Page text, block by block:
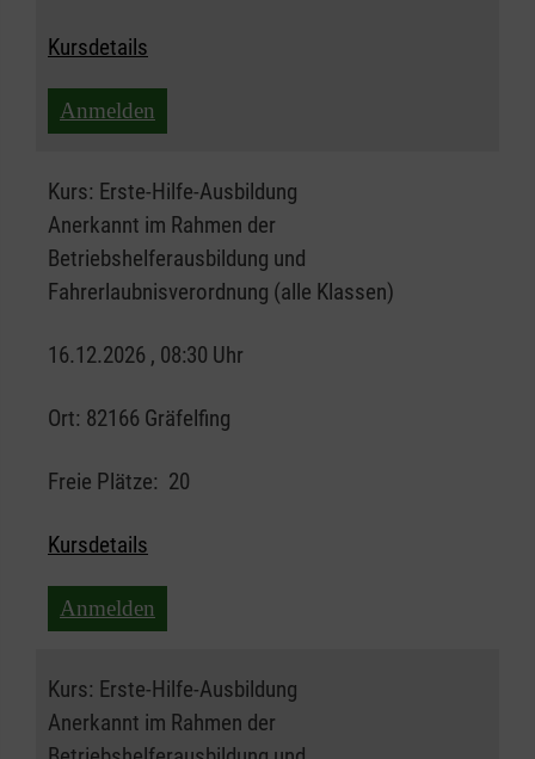
Kursdetails
Anmelden
Kurs: Erste-Hilfe-Ausbildung
Anerkannt im Rahmen der
Betriebshelferausbildung und
Fahrerlaubnisverordnung (alle Klassen)
16.12.2026 , 08:30 Uhr
Ort: 82166 Gräfelfing
Freie Plätze: 20
Kursdetails
Anmelden
Kurs: Erste-Hilfe-Ausbildung
Anerkannt im Rahmen der